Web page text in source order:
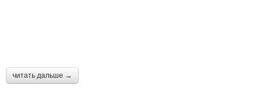
читать дальше →